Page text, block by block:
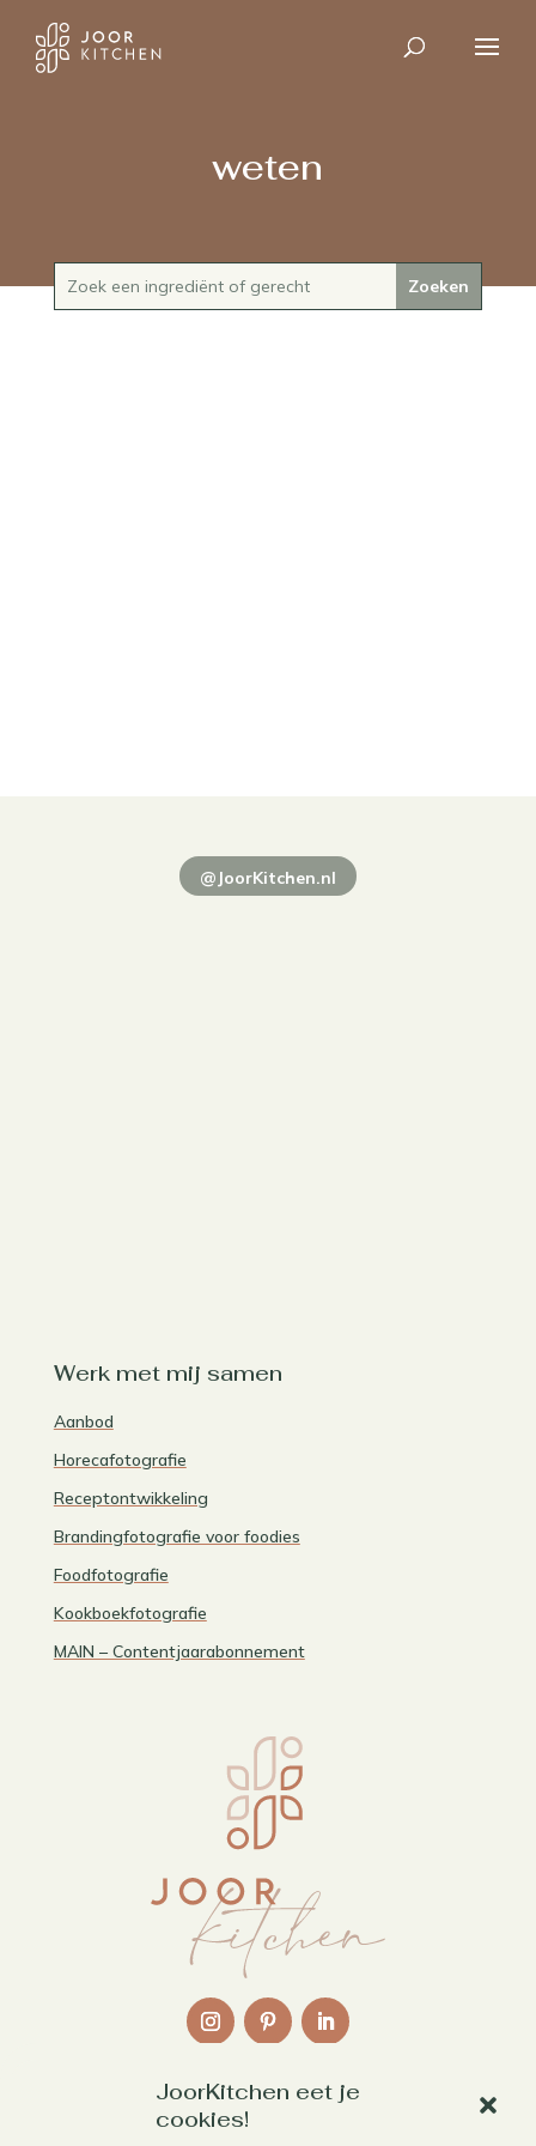
JoorKitchen eet je
cookies!
weten
@JoorKitchen.nl
Werk met mij samen
Aanbod
Horecafotografie
Receptontwikkeling
Brandingfotografie voor foodies
Foodfotografie
Kookboekfotografie
MAIN – Contentjaarabonnement